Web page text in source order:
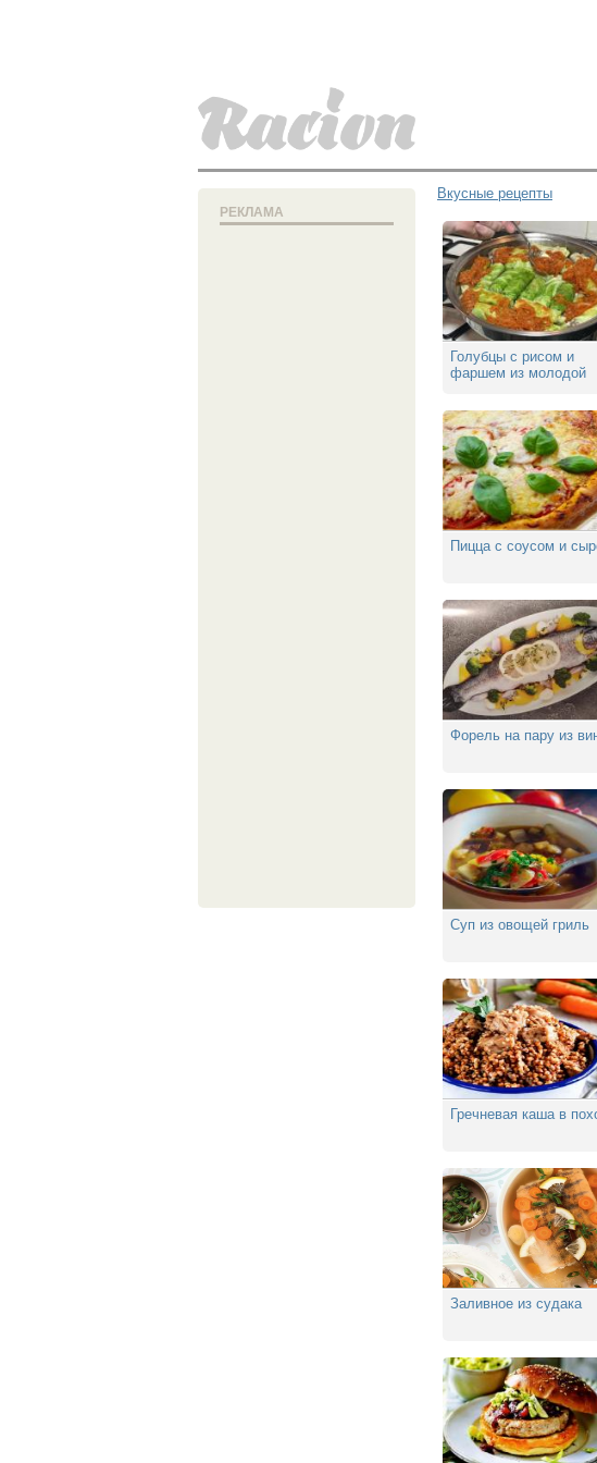
Вкусные рецепты
РЕКЛАМА
Голубцы с рисом и
фаршем из молодой
Пицца с соусом и
Форель на пару из
Суп из овощей гриль
Гречневая каша в
Заливное из судака